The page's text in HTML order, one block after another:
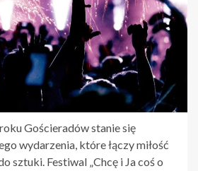
Gościeradów stanie się
wydarzenia, które łączy miłość
sztuki. Festiwal „Chcę i Ja coś o